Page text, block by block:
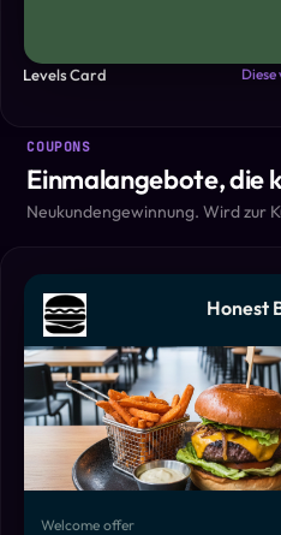
Levels Card
COUPONS
Einmalangebote, die
Neukundengewinnung. Wird zur
Honest
Welcome offer